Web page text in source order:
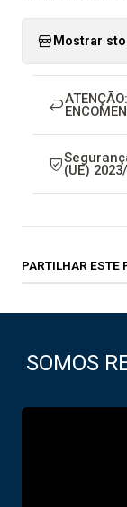
Mostrar
(UE)
PARTILHAR ESTE
SOMOS